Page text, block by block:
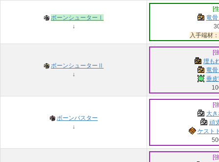
ボーンシューターⅠ
↓
[
竜
入手端材：
ボーンシューターⅡ
↓
[
埋も
竜
垂
ボーンバスター
↓
[
大
頑
ケスト
[